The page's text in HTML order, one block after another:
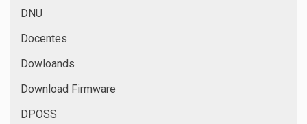
DNU
Docentes
Dowloands
Download Firmware
DPOSS